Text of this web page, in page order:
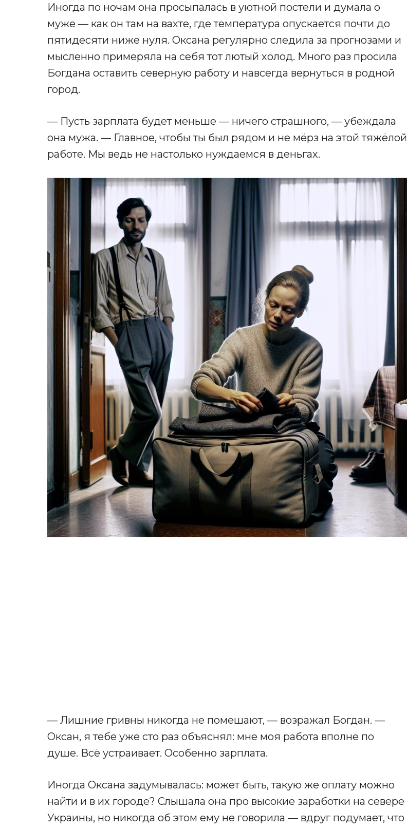
Иногда по ночам она просыпалась в уютной постели и думала о
муже — как он там на вахте, где температура опускается почти до
пятидесяти ниже нуля. Оксана регулярно следила за прогнозами и
мысленно примеряла на себя тот лютый холод. Много раз просила
Богдана оставить северную работу и навсегда вернуться в родной
город.
— Пусть зарплата будет меньше — ничего страшного, — убеждала
она мужа. — Главное, чтобы ты был рядом и не мёрз на этой тяжёлой
работе. Мы ведь не настолько нуждаемся в деньгах.
— Лишние гривны никогда не помешают, — возражал Богдан. —
Оксан, я тебе уже сто раз объяснял: мне моя работа вполне по
душе. Всё устраивает. Особенно зарплата.
Иногда Оксана задумывалась: может быть, такую же оплату можно
найти и в их городе? Слышала она про высокие заработки на севере
Украины, но никогда об этом ему не говорила — вдруг подумает, что